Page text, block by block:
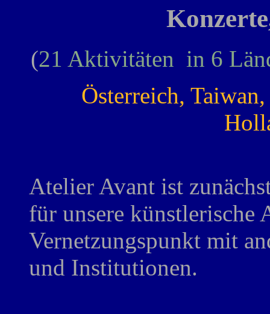
(21 Aktivitäten in 6
Österreich,
Atelier Avant ist
für unsere
Vernetzungspunkt mit
und Institutionen.